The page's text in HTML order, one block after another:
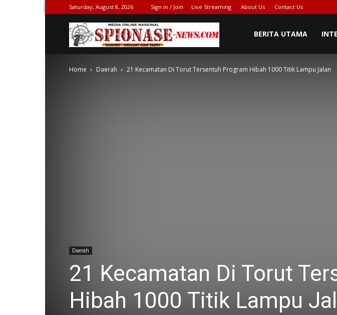
Saturday, August 8, 2026 Sign in / Join Live Streaming About Us Contact Us
SPIONASE-
NEWS[DOT]COM
BERITA UTAMA
Home Daerah 21 Kecamatan Di Torut Tersentuh Program Hibah 1000 Titik Lampu Jalan
Daerah
21 Kecamatan Di Torut
Hibah 1000 Titik Lampu